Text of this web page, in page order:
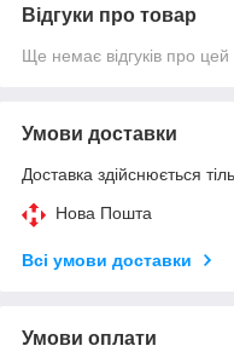
Відгуки про товар
Ще немає відгуків про цей
Умови доставки
Доставка здійснюється
Нова Пошта
Всі умови доставки
Умови оплати